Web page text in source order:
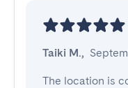
Taiki M.,
The location is